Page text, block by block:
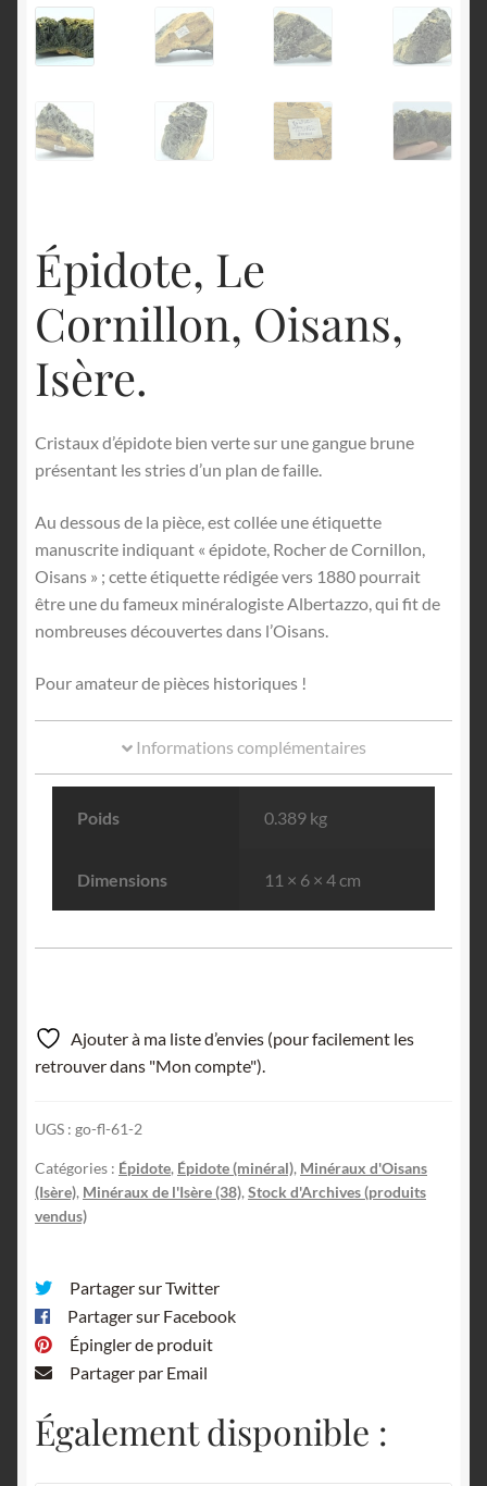
Épidote, Le
Cornillon, Oisans,
Isère.
Cristaux d’épidote bien verte sur une gangue brune
présentant les stries d’un plan de faille.
Au dessous de la pièce, est collée une étiquette
manuscrite indiquant « épidote, Rocher de Cornillon,
Oisans » ; cette étiquette rédigée vers 1880 pourrait
être une du fameux minéralogiste Albertazzo, qui fit de
nombreuses découvertes dans l’Oisans.
Pour amateur de pièces historiques !
Informations complémentaires
Poids 0.389 kg
Dimensions 11 × 6 × 4 cm
Ajouter à ma liste d’envies (pour facilement les
retrouver dans "Mon compte").
UGS : go-fl-61-2
Catégories : Épidote, Épidote (minéral), Minéraux d'Oisans
(Isère), Minéraux de l'Isère (38), Stock d'Archives (produits
vendus)
Partager sur Twitter
Partager sur Facebook
Épingler de produit
Partager par Email
Également disponible :